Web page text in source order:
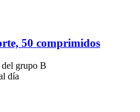
50 comprimidos
grupo B
día